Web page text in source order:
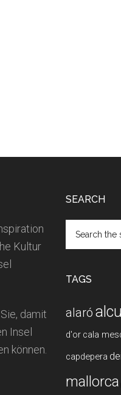
Kultur
damit
Insel
können.
SEARCH
the
TAGS
alaró
d'or cala
capdepera
mallorca